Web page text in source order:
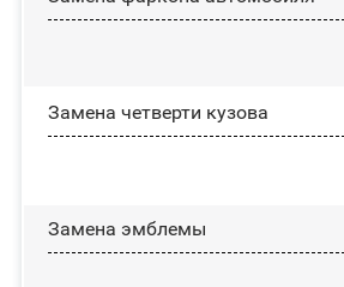
Замена четверти кузова
Замена эмблемы